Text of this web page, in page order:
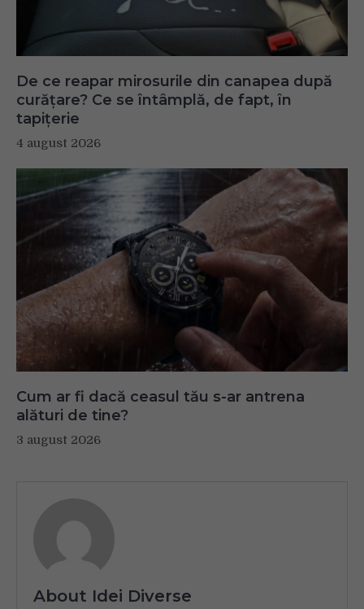
De ce reapar mirosurile din canapea după
curățare? Ce se întâmplă, de fapt, în
tapițerie
4 august 2026
Cum ar fi dacă ceasul tău s-ar antrena
alături de tine?
3 august 2026
About Idei Diverse